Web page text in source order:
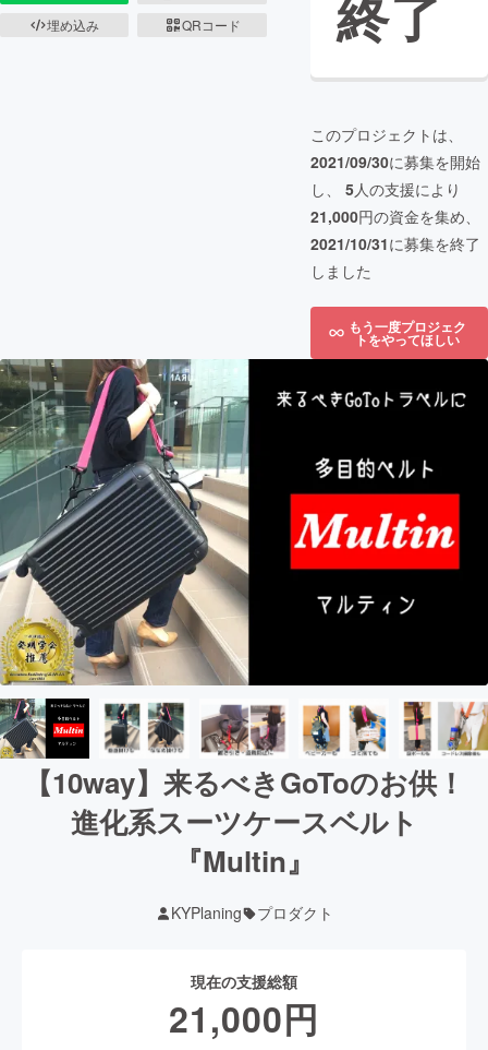
埋め込み
QRコード 終了
このプロジェクトは、
2021/09/30に募集を開始
し、 5人の支援により
21,000円の資金を集め、
2021/10/31に募集を終了
しました
もう一度プロジェク
トをやってほしい
【10way】来るべきGoToのお供！
進化系スーツケースベルト
『Multin』
KYPlaning プロダクト
現在の支援総額
21,000円